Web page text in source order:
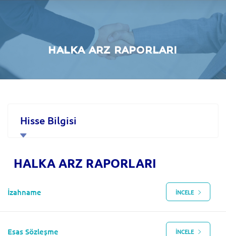
HALKA ARZ RAPORLARI
Hisse Bilgisi
Kurumsal Yönetim
Yatırımcı Takvimi
HALKA ARZ RAPORLARI
İzahname İNCELE
Esas Sözleşme İNCELE